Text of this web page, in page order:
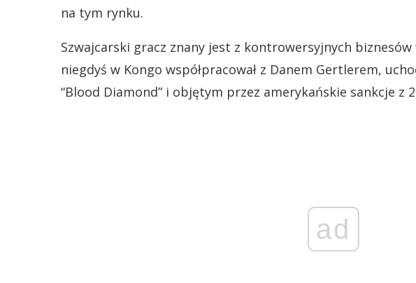
na tym rynku.
Szwajcarski gracz znany jest z kontrowersyjnych
niegdyś w Kongo współpracował z Danem Gertlerem,
“Blood Diamond” i objętym przez amerykańskie sankcje z
ad